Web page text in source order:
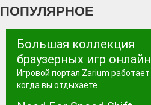
ПОПУЛЯРНОЕ
Большая коллекция
браузерных игр онлайн
Игровой портал Zarium работает
когда вы отдыхаете